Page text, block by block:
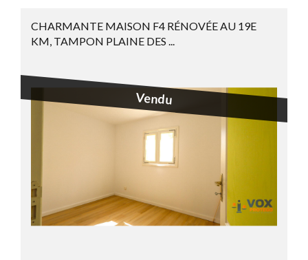
CHARMANTE MAISON F4 RÉNOVÉE AU 19E
KM, TAMPON PLAINE DES ...
Vendu